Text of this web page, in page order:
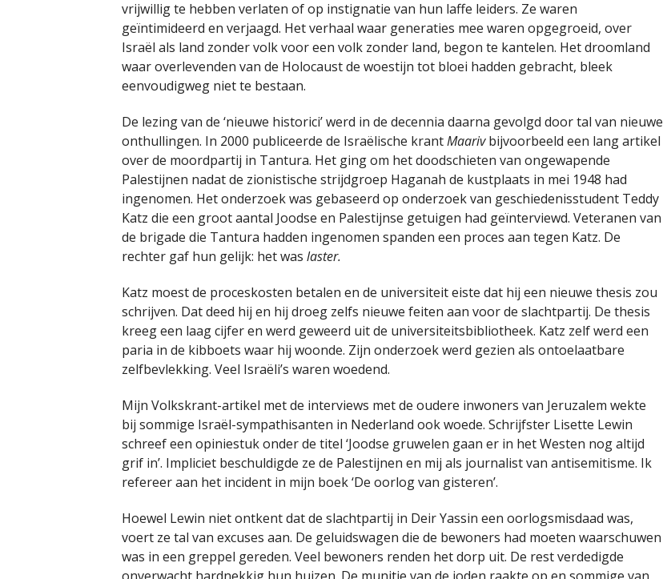
vrijwillig te hebben verlaten of op instignatie van hun laffe leiders. Ze waren
geïntimideerd en verjaagd. Het verhaal waar generaties mee waren opgegroeid, over
Israël als land zonder volk voor een volk zonder land, begon te kantelen. Het droomland
waar overlevenden van de Holocaust de woestijn tot bloei hadden gebracht, bleek
eenvoudigweg niet te bestaan.
De lezing van de ‘nieuwe historici’ werd in de decennia daarna gevolgd door tal van nieuwe
onthullingen. In 2000 publiceerde de Israëlische krantMaarivbijvoorbeeld een lang artikel
over de moordpartij in Tantura. Het ging om het doodschieten van ongewapende
Palestijnen nadat de zionistische strijdgroep Haganah de kustplaats in mei 1948 had
ingenomen. Het onderzoek was gebaseerd op onderzoek van geschiedenisstudent Teddy
Katz die een groot aantal Joodse en Palestijnse getuigen had geïnterviewd. Veteranen van
de brigade die Tantura hadden ingenomen spanden een proces aan tegen Katz. De
rechter gaf hun gelijk: het was laster.
Katz moest de proceskosten betalen en de universiteit eiste dat hij een nieuwe thesis zou
schrijven. Dat deed hij en hij droeg zelfs nieuwe feiten aan voor de slachtpartij. De thesis
kreeg een laag cijfer en werd geweerd uit de universiteitsbibliotheek. Katz zelf werd een
paria in de kibboets waar hij woonde. Zijn onderzoek werd gezien als ontoelaatbare
zelfbevlekking. Veel Israëli’s waren woedend.
Mijn Volkskrant-artikel met de interviews met de oudere inwoners van Jeruzalem wekte
bij sommige Israël-sympathisanten in Nederland ook woede. Schrijfster Lisette Lewin
schreef een opiniestuk onder de titel ‘Joodse gruwelen gaan er in het Westen nog altijd
grif in’. Impliciet beschuldigde ze de Palestijnen en mij als journalist van antisemitisme. Ik
refereer aan het incident in mijn boek ‘De oorlog van gisteren’.
Hoewel Lewin niet ontkent dat de slachtpartij in Deir Yassin een oorlogsmisdaad was,
voert ze tal van excuses aan. De geluidswagen die de bewoners had moeten waarschuwen
was in een greppel gereden. Veel bewoners renden het dorp uit. De rest verdedigde
onverwacht hardnekkig hun huizen. De munitie van de joden raakte op en sommige van